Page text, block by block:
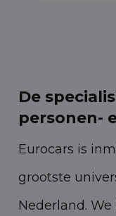
De
personen-
Eurocars is
grootste
Nederland.